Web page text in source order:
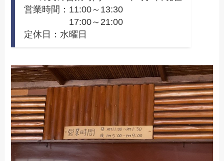
営業時間：11:00～13:30
17:00～21:00
定休日：水曜日